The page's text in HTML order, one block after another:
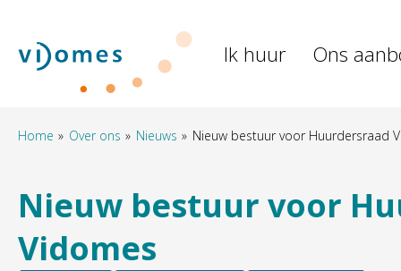
Naar hoofdinhoud
Naar hoofdnavigatiemenu
Naar zoeken
Naar de homepage Ik huur Ons
Home Over ons Nieuws Nieuw bestuur voor Huurdersraad
Nieuw bestuur voor
Vidomes